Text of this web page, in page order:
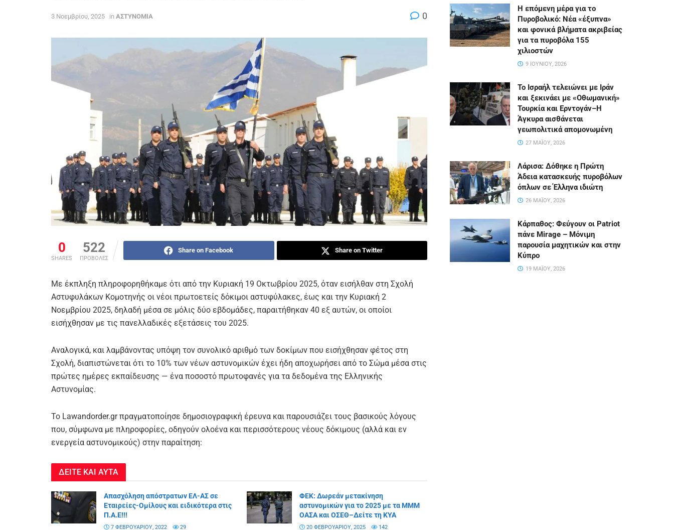
3 Νοεμβρίου, 2025 in ΑΣΤΥΝΟΜΙΑ 0
0
SHARES
522
ΠΡΟΒΟΛΕΣ
Share on Facebook Share on Twitter
Με έκπληξη πληροφορηθήκαμε ότι από την Κυριακή 19 Οκτωβρίου 2025, όταν εισήλθαν στη Σχολή
Αστυφυλάκων Κομοτηνής οι νέοι πρωτοετείς δόκιμοι αστυφύλακες, έως και την Κυριακή 2
Νοεμβρίου 2025, δηλαδή μέσα σε μόλις δύο εβδομάδες, παραιτήθηκαν 40 εξ αυτών, οι οποίοι
εισήχθησαν με τις πανελλαδικές εξετάσεις του 2025.
Αναλογικά, και λαμβάνοντας υπόψη τον συνολικό αριθμό των δοκίμων που εισήχθησαν φέτος στη
Σχολή, διαπιστώνεται ότι το 10% των νέων αστυνομικών έχει ήδη αποχωρήσει από το Σώμα μέσα στις
πρώτες ημέρες εκπαίδευσης — ένα ποσοστό πρωτοφανές για τα δεδομένα της Ελληνικής
Αστυνομίας.
Το Lawandorder.gr πραγματοποίησε δημοσιογραφική έρευνα και παρουσιάζει τους βασικούς λόγους
που, σύμφωνα με πληροφορίες, οδηγούν ολοένα και περισσότερους νέους δόκιμους (αλλά και εν
ενεργεία αστυνομικούς) στην παραίτηση:
ΔΕΙΤΕ ΚΑΙ ΑΥΤΑ
Απασχόληση απόστρατων ΕΛ-ΑΣ σε
Εταιρείες-Ομίλους και ειδικότερα στις
Π.Α.Ε!!!
7 ΦΕΒΡΟΥΑΡΊΟΥ, 2022 29
ΦΕΚ: Δωρεάν μετακίνηση
αστυνομικών για το 2025 με τα ΜΜΜ
ΟΑΣΑ και ΟΣΕΘ–Δείτε τη ΚΥΑ
20 ΦΕΒΡΟΥΑΡΊΟΥ, 2025 142
Η επόμενη μέρα για το
Πυροβολικό: Νέα «έξυπνα»
και φονικά βλήματα ακριβείας
για τα πυροβόλα 155
χιλιοστών
9 ΙΟΥΝΊΟΥ, 2026
Το Ισραήλ τελειώνει με Ιράν
και ξεκινάει με «Οθωμανική»
Τουρκία και Ερντογάν–Η
Άγκυρα αισθάνεται
γεωπολιτικά απομονωμένη
27 ΜΑΪ́ΟΥ, 2026
Λάρισα: Δόθηκε η Πρώτη
Άδεια κατασκευής πυροβόλων
όπλων σε Έλληνα ιδιώτη
26 ΜΑΪ́ΟΥ, 2026
Κάρπαθος: Φεύγουν οι Patriot
πάνε Mirage – Μόνιμη
παρουσία μαχητικών και στην
Κύπρο
19 ΜΑΪ́ΟΥ, 2026